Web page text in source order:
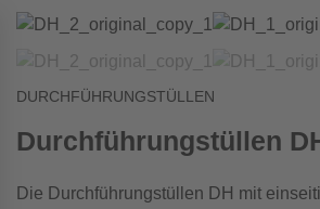
DURCHFÜHRUNGSTÜLLEN
Durchführungstüllen
Die Durchführungstüllen DH mit